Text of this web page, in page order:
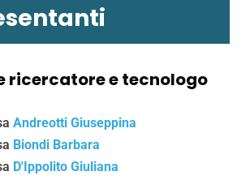
ricercatore e tecnologo
Andreotti Giuseppina
Biondi Barbara
D'Ippolito Giuliana